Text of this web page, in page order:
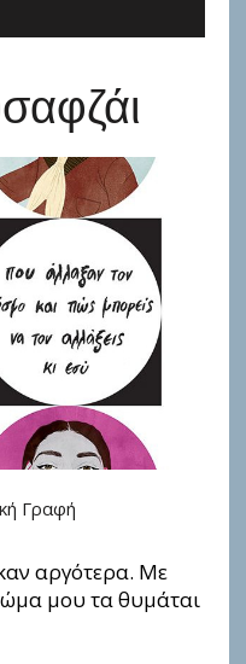
Γραφή
αργότερα. Με
μου τα θυμάται